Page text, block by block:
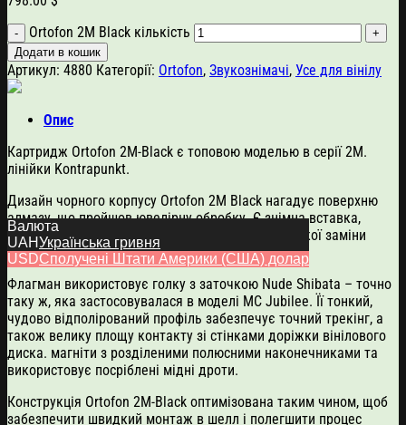
Ortofon 2M Black кількість
Додати в кошик
Артикул: 4880 Категорії: Ortofon, Звукознімачі, Усе для вінілу
Опис
Картридж Ortofon 2M-Black є топовою моделью в серії 2M.
лінійки Kontrapunkt.
Дизайн чорного корпусу Ortofon 2M Black нагадує поверхню
алмазу, що пройшов ювелірну обробку. Є знімна вставка,
завдяки чому забезпечується можливість швидкої заміни
голки.
Флагман використовує голку з заточкою Nude Shibata – точно
таку ж, яка застосовувалася в моделі MC Jubilee. Її тонкий,
чудово відполірований профіль забезпечує точний трекінг, а
також велику площу контакту зі стінками доріжки вінілового
диска. магніти з розділеними полюсними наконечниками та
використовує посріблені мідні дроти.
Конструкція Ortofon 2M-Black оптимізована таким чином, щоб
забезпечити швидкий монтаж в шелл і полегшити процес
Валюта
UAHУкраїнська гривня
USDСполучені Штати Америки (США) долар